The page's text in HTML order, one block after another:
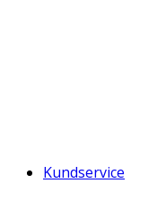
Kundservice